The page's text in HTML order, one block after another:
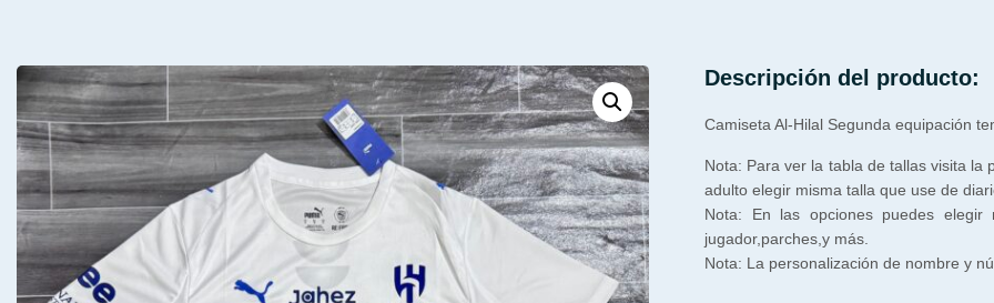
Descripción del producto:
Camiseta Al-Hilal Segunda equipación
Nota: Para ver la tabla de tallas visita la
adulto elegir misma talla que use de
Nota: En las opciones puedes
jugador,parches,y más.
Nota: La personalización de nombre y